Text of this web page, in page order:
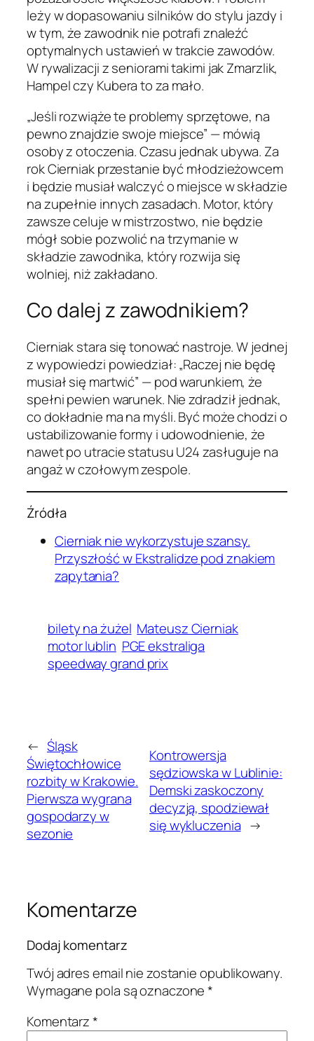
leży w dopasowaniu silników do stylu jazdy i
w tym, że zawodnik nie potrafi znaleźć
optymalnych ustawień w trakcie zawodów.
W rywalizacji z seniorami takimi jak Zmarzlik,
Hampel czy Kubera to za mało.
„Jeśli rozwiąże te problemy sprzętowe, na
pewno znajdzie swoje miejsce” — mówią
osoby z otoczenia. Czasu jednak ubywa. Za
rok Cierniak przestanie być młodzieżowcem
i będzie musiał walczyć o miejsce w składzie
na zupełnie innych zasadach. Motor, który
zawsze celuje w mistrzostwo, nie będzie
mógł sobie pozwolić na trzymanie w
składzie zawodnika, który rozwija się
wolniej, niż zakładano.
Co dalej z zawodnikiem?
Cierniak stara się tonować nastroje. W jednej
z wypowiedzi powiedział: „Raczej nie będę
musiał się martwić” — pod warunkiem, że
spełni pewien warunek. Nie zdradził jednak,
co dokładnie ma na myśli. Być może chodzi o
ustabilizowanie formy i udowodnienie, że
nawet po utracie statusu U24 zasługuje na
angaż w czołowym zespole.
Źródła
Cierniak nie wykorzystuje szansy.
Przyszłość w Ekstralidze pod znakiem
zapytania?
bilety na żużel Mateusz Cierniak
motor lublin PGE ekstraliga
speedway grand prix
← Śląsk
Świętochłowice
rozbity w Krakowie.
Pierwsza wygrana
gospodarzy w
sezonie
Kontrowersja
sędziowska w Lublinie:
Demski zaskoczony
decyzją, spodziewał
się wykluczenia →
Komentarze
Dodaj komentarz
Twój adres email nie zostanie opublikowany.
Wymagane pola są oznaczone*
Komentarz*